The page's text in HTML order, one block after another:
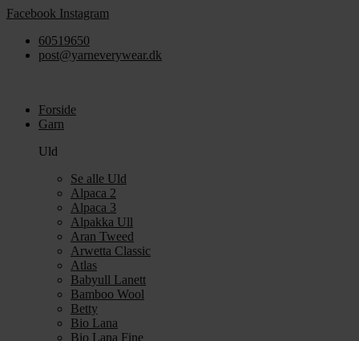
Videre
indhold
Facebook Instagram
60519650
post@yarneverywear.dk
Forside
Garn
Uld
Se alle Uld
Alpaca 2
Alpaca 3
Alpakka Ull
Aran Tweed
Arwetta Classic
Atlas
Babyull Lanett
Bamboo Wool
Betty
Bio Lana
Bio Lana Fine